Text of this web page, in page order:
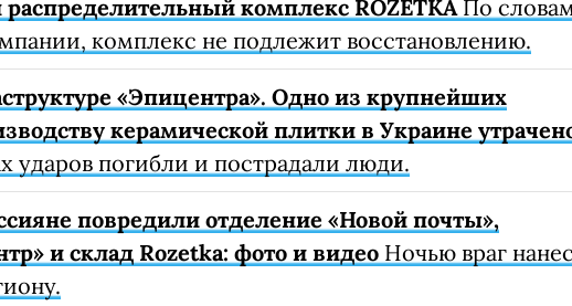
комплекс ROZETKAПо словам
комплекс не подлежит восстановлению.
«Эпицентра». Одно из крупнейших
керамической плитки в Украине
ударов погибли и пострадали люди.
повредили отделение «Новой почты»,
и склад Rozetka: фото и видео Ночью враг нанес